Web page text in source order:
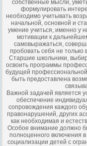
собственные мысли,
формулировать
необходимо учитывать
начальной, основной и
умение учиться, именно у
мотивации к
самовыражаться,
пробовать себя не только
Старшие школьники,
освоить программы
будущей
быть предоставлена
Важной задачей является
обеспечение
сопровождения каждого
правонарушений, других
как необходимая и
Особое внимание должно
полноценного включения
социализации детей с